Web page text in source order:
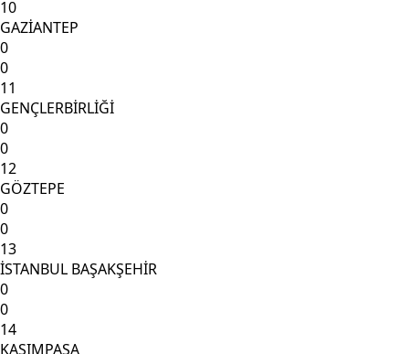
10
GAZİANTEP
0
0
11
GENÇLERBİRLİĞİ
0
0
12
GÖZTEPE
0
0
13
İSTANBUL BAŞAKŞEHİR
0
0
14
KASIMPAŞA